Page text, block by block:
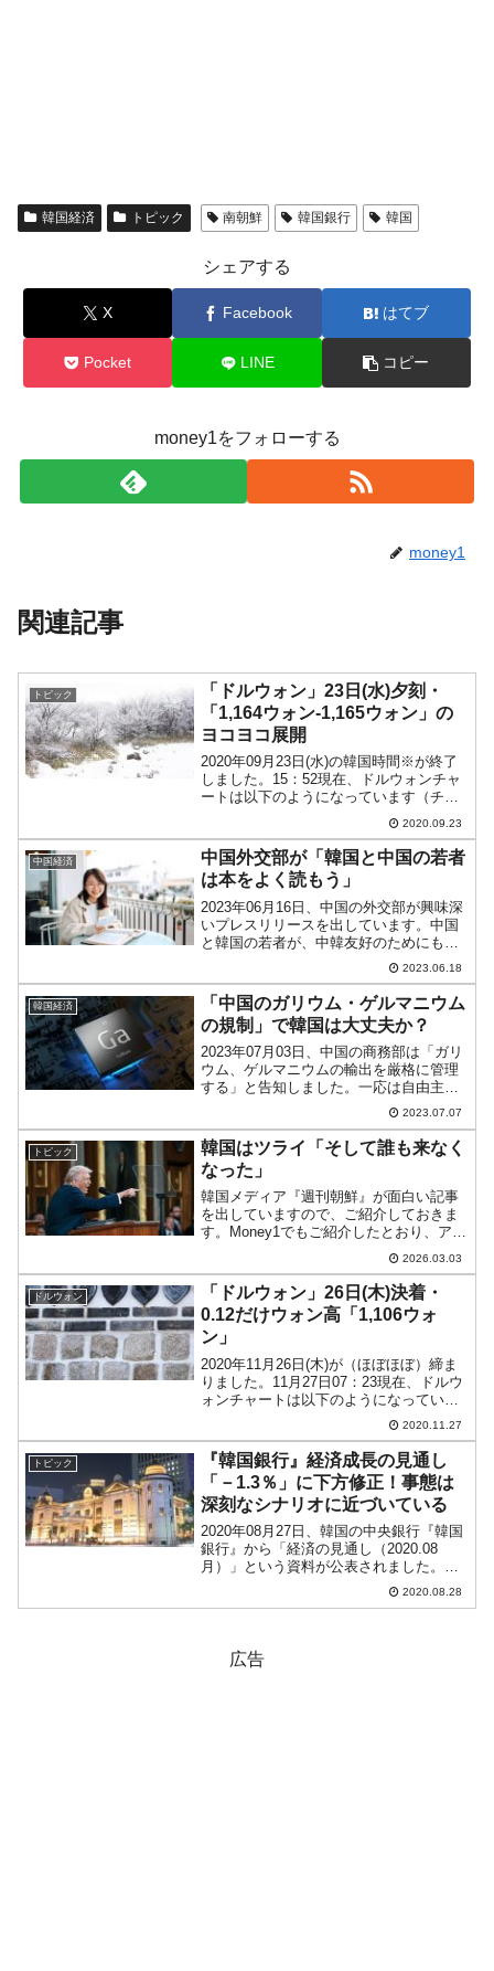
韓国経済 トピック 南朝鮮 韓国銀行 韓国
シェアする
X Facebook はてブ
Pocket LINE コピー
money1をフォローする
money1
関連記事
トピック
「ドルウォン」23日(水)夕刻・
「1,164ウォン-1,165ウォン」の
ヨコヨコ展開
2020年09月23日(水)の韓国時間※が終了
しました。15：52現在、ドルウォンチャ
ートは以下のようになっています（チャ
ートは『Investing.com』より引用：以下
同）。まだ陽線でウォン安進行ですが、
天地4.3ウォンぐらいの狭いエリ...
2020.09.23
中国経済
中国外交部が「韓国と中国の若者
は本をよく読もう」
2023年06月16日、中国の外交部が興味深
いプレスリリースを出しています。中国
と韓国の若者が、中韓友好のためにもっ
と本を読み、もっと交流し、もっと行動
することを勧めます。2023年06月16日、
外交部アジア局の劉勁松（りゅう・けい
しょう）...
2023.06.18
韓国経済
「中国のガリウム・ゲルマニウム
の規制」で韓国は大丈夫か？
2023年07月03日、中国の商務部は「ガリ
ウム、ゲルマニウムの輸出を厳格に管理
する」と告知しました。一応は自由主義
陣営国に身を置く韓国にも影響があると
考えられます。「韓国は大丈夫なの
か？」ですが、2023年07月04日、韓国の
産業通商資源...
2023.07.07
トピック
韓国はツライ「そして誰も来なく
なった」
韓国メディア『週刊朝鮮』が面白い記事
を出していますので、ご紹介しておきま
す。Money1でもご紹介したとおり、アメ
リカ合衆国の連邦最高裁判所が「トラン
プ大統領・政権が推進してきた相互関税
は違法」という判決を下し、合衆国政府
はカツアゲの法的根...
2026.03.03
ドルウォン
「ドルウォン」26日(木)決着・
0.12だけウォン高「1,106ウォ
ン」
2020年11月26日(木)が（ほぼほぼ）締ま
りました。11月27日07：23現在、ドルウ
ォンチャートは以下のようになっていま
す（チャートは『Investing.com』より引
用：以下同）。ローソク足の実体線がほ
ぼなくなって締まりました。う...
2020.11.27
トピック
『韓国銀行』経済成長の見通し
「－1.3％」に下方修正！事態は
深刻なシナリオに近づいている
2020年08月27日、韓国の中央銀行『韓国
銀行』から「経済の見通し（2020.08
月）」という資料が公表されました。韓
国メディアでも多く引かれていますが、
『韓国銀行』は新型コロナウイルス騒動
2020.08.28
広告